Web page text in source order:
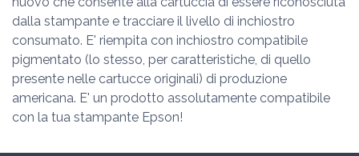
dalla stampante e tracciare il livello di inchiostro
consumato. E' riempita con inchiostro compatibile
pigmentato (lo stesso, per caratteristiche, di quello
presente nelle cartucce originali) di produzione
americana. E' un prodotto assolutamente compatibile
con la tua stampante Epson!